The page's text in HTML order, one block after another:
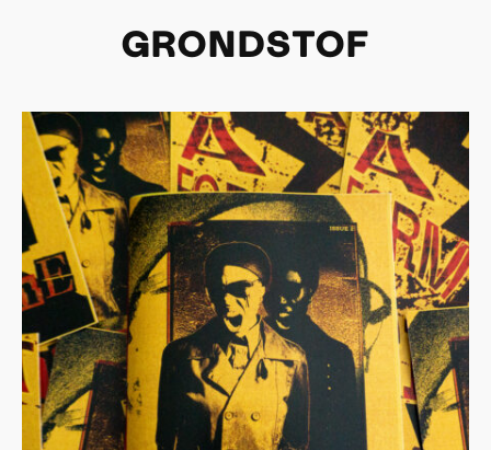
GRONDSTOF